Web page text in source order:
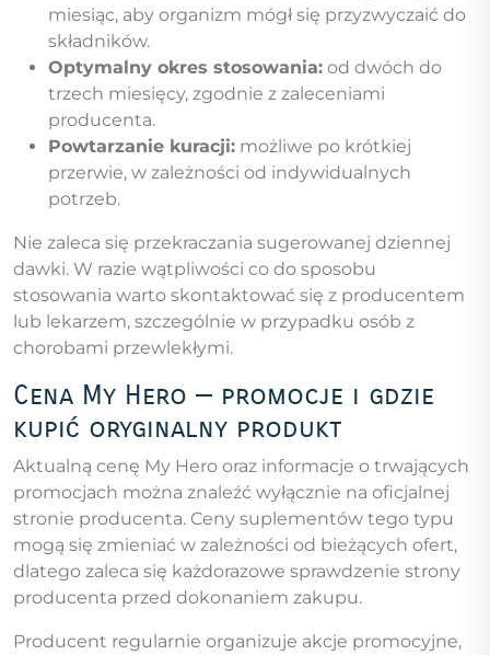
miesiąc, aby organizm mógł się przyzwyczaić do
składników.
Optymalny okres stosowania: od dwóch do
trzech miesięcy, zgodnie z zaleceniami
producenta.
Powtarzanie kuracji: możliwe po krótkiej
przerwie, w zależności od indywidualnych
potrzeb.
Nie zaleca się przekraczania sugerowanej dziennej
dawki. W razie wątpliwości co do sposobu
stosowania warto skontaktować się z producentem
lub lekarzem, szczególnie w przypadku osób z
chorobami przewlekłymi.
Cena My Hero — promocje i gdzie
kupić oryginalny produkt
Aktualną cenę My Hero oraz informacje o trwających
promocjach można znaleźć wyłącznie na oficjalnej
stronie producenta. Ceny suplementów tego typu
mogą się zmieniać w zależności od bieżących ofert,
dlatego zaleca się każdorazowe sprawdzenie strony
producenta przed dokonaniem zakupu.
Producent regularnie organizuje akcje promocyjne,